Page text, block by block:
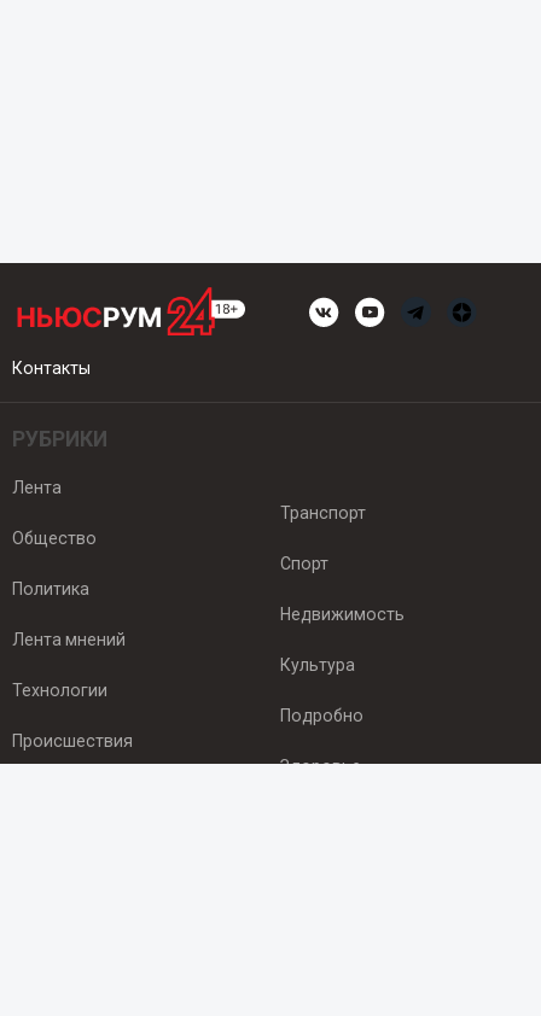
Контакты
РУБРИКИ
Лента
Общество
Политика
Лента мнений
Технологии
Происшествия
Транспорт
Спорт
Недвижимость
Культура
Подробно
Здоровье